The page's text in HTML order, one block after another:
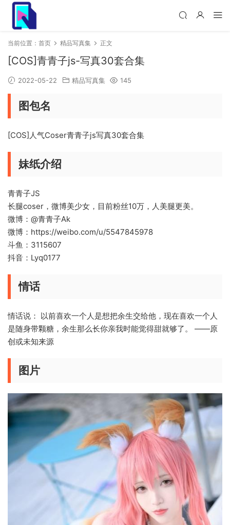
当前位置： 首页 精品写真集 正文
[COS]青青子js-写真30套合集
2022-05-22 精品写真集 145
图包名
[COS]人气Coser青青子js写真30套合集
妹纸介绍
青青子JS
长腿coser，微博美少女，目前粉丝10万，人美腿更美。
微博：@青青子Ak
微博：https://weibo.com/u/5547845978
斗鱼：3115607
抖音：Lyq0177
情话
情话说： 以前喜欢一个人是想把余生交给他，现在喜欢一个人
是随身带颗糖，余生那么长你亲我时能觉得甜就够了。 ——原
创或未知来源
图片